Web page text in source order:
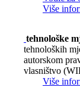
Više
tehnološke
tehnoloških
autorskom
vlasništvo
Više